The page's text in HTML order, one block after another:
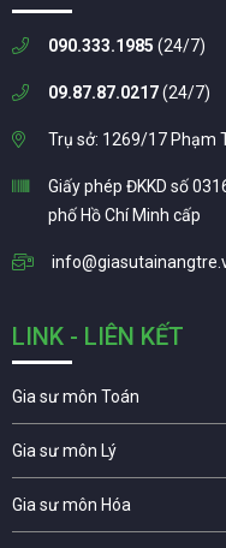
090.333.1985 (24/7)
09.87.87.0217(24/7)
Trụ sở: 1269/17 Phạm
Giấy phép ĐKKD số
phố Hồ Chí Minh cấp
LINK - LIÊN KẾT
Gia sư môn Toán
Gia sư môn Lý
Gia sư môn Hóa